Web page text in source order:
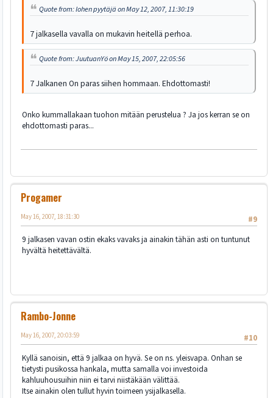
Quote from: lohen pyytäjä on May 12, 2007, 11:30:19
7 jalkasella vavalla on mukavin heitellä perhoa.
Quote from: JuutuanYö on May 15, 2007, 22:05:56
7 Jalkanen On paras siihen hommaan. Ehdottomasti!
Onko kummallakaan tuohon mitään perustelua ? Ja jos kerran se on
ehdottomasti paras...
Progamer
#9
May 16, 2007, 18:31:30
9 jalkasen vavan ostin ekaks vavaks ja ainakin tähän asti on tuntunut
hyvältä heitettävältä.
Rambo-Jonne
#10
May 16, 2007, 20:03:59
Kyllä sanoisin, että 9 jalkaa on hyvä. Se on ns. yleisvapa. Onhan se
tietysti pusikossa hankala, mutta samalla voi investoida
kahluuhousuihin niin ei tarvi niistäkään välittää.
Itse ainakin olen tullut hyvin toimeen ysijalkasella.